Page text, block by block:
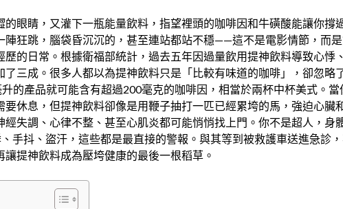
的眼睛，又灌下一瓶能量飲料，指望裡頭的咖啡因和牛磺酸能讓你撐
陣狂跳，腦袋昏沉沉的，甚至連站都站不穩——這不是電影情節，而
歷的日常。根據衛福部統計，過去五年因過量飲用提神飲料導致心悸
了三成。很多人都以為提神飲料只是「比較有味道的咖啡」，卻忽略
的產品就可能含有超過200毫克的咖啡因，相當於兩杯中杯美式。當
要休息，但提神飲料卻像是用鞭子抽打一匹已經累垮的馬，強迫心臟
經失調、心律不整、甚至心肌炎都可能悄悄找上門。你不是超人，身
手抖、盜汗，這些都是最直接的警報。與其等到被救護車送進急診
提神飲料成為壓垮健康的最後一根稻草。